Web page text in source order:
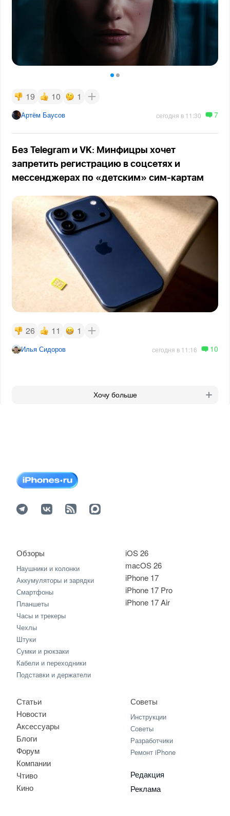
19 10 1
Артём Баусов сегодня в 11:30 7
Без Telegram и VK: Минфицры хочет
запретить регистрацию в соцсетях и
мессенджерах по «детским» сим-картам
26 11 1
Илья Сидоров сегодня в 11:16 10
Хочу больше
iOS 26
macOS 26
iPhone 17
iPhone 17 Pro
iPhone 17 Air
Обзоры
Наушники и колонки
Аккумуляторы и зарядки
Смартфоны
Планшеты
Часы и трекеры
Чехлы
Штуки
Сумки и рюкзаки
Кабели и переходники
Подставки и держатели
Статьи
Новости
Аксессуары
Блоги
Форум
Компании
Чтиво
Кино
Советы
Инструкции
Советы
Разработчики
Ремонт iPhone
Редакция
Реклама